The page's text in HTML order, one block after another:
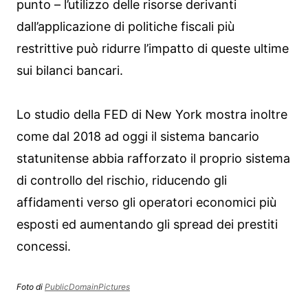
punto – l’utilizzo delle risorse derivanti
dall’applicazione di politiche fiscali più
restrittive può ridurre l’impatto di queste ultime
sui bilanci bancari.
Lo studio della FED di New York mostra inoltre
come dal 2018 ad oggi il sistema bancario
statunitense abbia rafforzato il proprio sistema
di controllo del rischio, riducendo gli
affidamenti verso gli operatori economici più
esposti ed aumentando gli spread dei prestiti
concessi.
Foto di PublicDomainPictures